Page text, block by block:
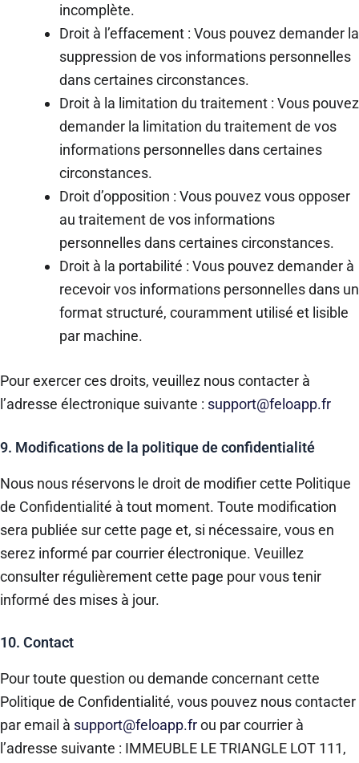
incomplète.
Droit à l’effacement : Vous pouvez demander la
suppression de vos informations personnelles
dans certaines circonstances.
Droit à la limitation du traitement : Vous pouvez
demander la limitation du traitement de vos
informations personnelles dans certaines
circonstances.
Droit d’opposition : Vous pouvez vous opposer
au traitement de vos informations
personnelles dans certaines circonstances.
Droit à la portabilité : Vous pouvez demander à
recevoir vos informations personnelles dans un
format structuré, couramment utilisé et lisible
par machine.
Pour exercer ces droits, veuillez nous contacter à
l’adresse électronique suivante : support@feloapp.fr
9. Modifications de la politique de confidentialité
Nous nous réservons le droit de modifier cette Politique
de Confidentialité à tout moment. Toute modification
sera publiée sur cette page et, si nécessaire, vous en
serez informé par courrier électronique. Veuillez
consulter régulièrement cette page pour vous tenir
informé des mises à jour.
10. Contact
Pour toute question ou demande concernant cette
Politique de Confidentialité, vous pouvez nous contacter
par email à support@feloapp.frou par courrier à
l’adresse suivante : IMMEUBLE LE TRIANGLE LOT 111,